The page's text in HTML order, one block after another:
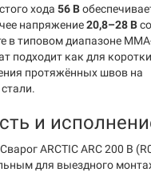
хода 56 В
напряжение20,8–28 В
в типовом диапазоне
подходит как для
протяжённых швов на
и
Сварог ARCTIC ARC 200 B
для выездного